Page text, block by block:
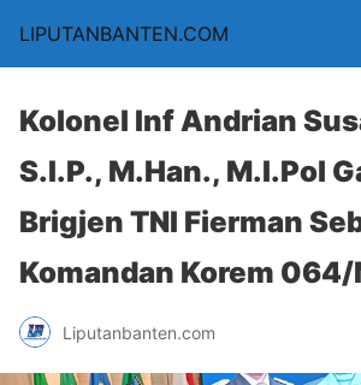
LIPUTANBANTEN.COM
Kolonel Inf Andrian
S.I.P., M.Han., M.I.Pol
Brigjen TNI Fierman
Komandan Korem 064/
Liputanbanten.com